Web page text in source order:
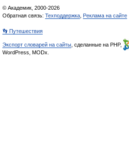
© Академик, 2000-2026
Обратная связь: Техподдержка Реклама на сайте
👣 Путешествия
Экспорт словарей на сайты , сделанные на PHP,
WordPress, MODx.